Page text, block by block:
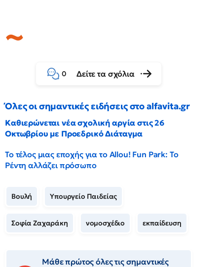
0 Δείτε τα σχόλια
Όλες οι σημαντικές ειδήσεις στο alfavita.gr
Καθιερώνεται νέα σχολική αργία στις 26
Οκτωβρίου με Προεδρικό Διάταγμα
Το τέλος μιας εποχής για το Allou! Fun Park: Το
Ρέντη αλλάζει πρόσωπο
Βουλή Υπουργείο Παιδείας
Σοφία Ζαχαράκη νομοσχέδιο εκπαίδευση
Μάθε πρώτος όλες τις σημαντικές